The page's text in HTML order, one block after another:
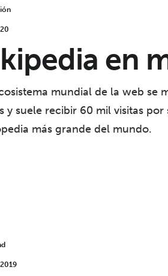
en
mundial de la web se
y suele recibir 60 mil visitas
más grande del mundo.